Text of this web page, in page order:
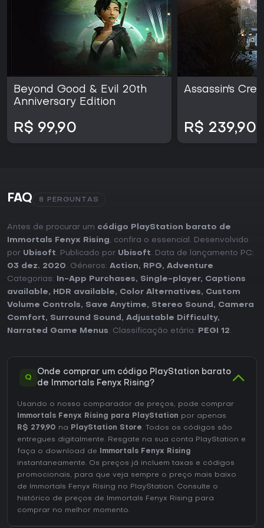
Beyond Good & Evil 20th
Anniversary Edition
R$ 99,90
Assassin's
R$ 239,90
FAQ 8 PERGUNTAS
Antes de procurar um código PlayStation barato de
Immortals Fenyx Rising, confira o essencial. Desenvolvido
por Ubisoft. Publicado por Ubisoft. Data de lançamento PC:
03 dez. 2020. Géneros: Action, RPG, Adventure.
Categorias:
In-App Purchases, Single-player, Captions
available, HDR available, Color Alternatives, Custom
Volume Controls, Save Anytime, Stereo Sound , Camera
Comfort, Surround Sound , Adjustable Difficulty,
Narrated Game Menus. Classificação etária: PEGI 12.
Q
Onde comprar um código PlayStation barato
de Immortals Fenyx Rising?
Usando o nosso comparador de preços, pode comprar
Immortals Fenyx Rising para PlayStation por apenas
R$ 279,90 na PlayStation Store. Todos os códigos são
entregues digitalmente. Resgate na sua conta PlayStation e
faça o download de
Immortals Fenyx Rising
instantaneamente. Os preços já incluem taxas e códigos
promocionais, para que veja sempre o preço mais baixo
de Immortals Fenyx Rising no PlayStation. Consulte o
histórico de preços de Immortals Fenyx Rising para
comprar no melhor momento.